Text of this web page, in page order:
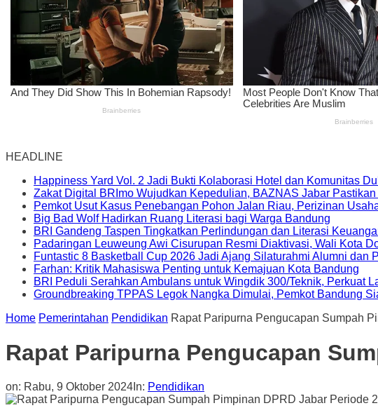
HEADLINE
Happiness Yard Vol. 2 Jadi Bukti Kolaborasi Hotel dan Komunitas
Zakat Digital BRImo Wujudkan Kepedulian, BAZNAS Jabar
Pemkot Usut Kasus Penebangan Pohon Jalan Riau, Perizinan
Big Bad Wolf Hadirkan Ruang Literasi bagi Warga Bandung
BRI Gandeng Taspen Tingkatkan Perlindungan dan Literasi
Padaringan Leuweung Awi Cisurupan Resmi Diaktivasi, Wali Kota
Funtastic 8 Basketball Cup 2026 Jadi Ajang Silaturahmi Alumni dan
Farhan: Kritik Mahasiswa Penting untuk Kemajuan Kota Bandung
BRI Peduli Serahkan Ambulans untuk Wingdik 300/Teknik, Perkuat
Groundbreaking TPPAS Legok Nangka Dimulai, Pemkot Bandung
Home Pemerintahan Pendidikan Rapat Paripurna Pengucapan Sumpah
Rapat Paripurna Pengucapan
on: Rabu, 9 Oktober 2024 In: Pendidikan